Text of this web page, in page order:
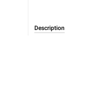
Description